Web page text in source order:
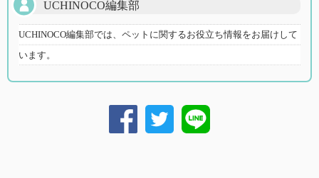
UCHINOCO編集部
UCHINOCO編集部では、ペットに関するお役立ち情報をお届けして
います。